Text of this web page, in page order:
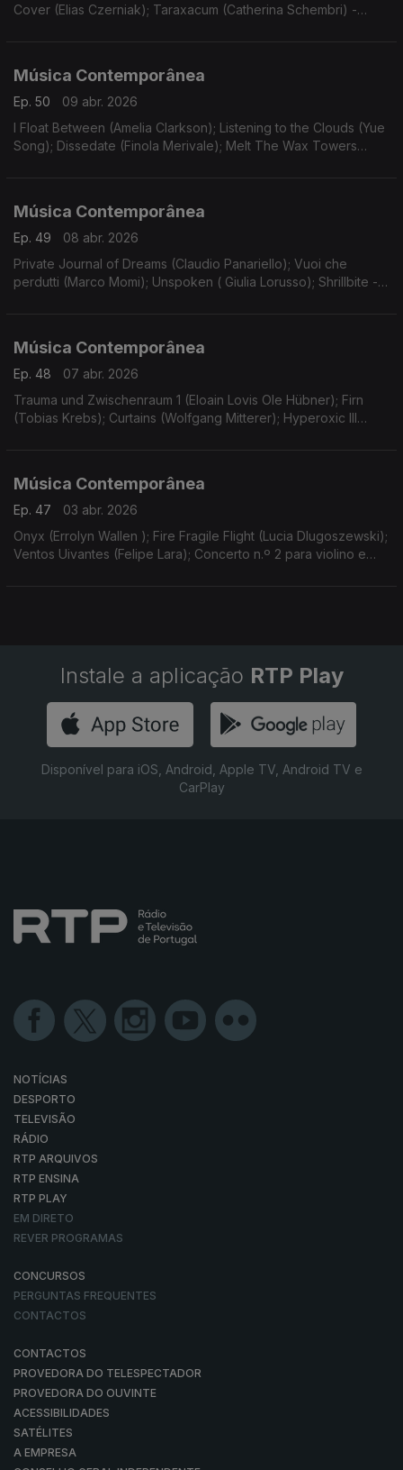
Cover (Elias Czerniak); Taraxacum (Catherina Schembri) -
Música Contemporânea
Ep. 50
09 abr. 2026
I Float Between (Amelia Clarkson); Listening to the Clouds (Yue
Song); Dissedate (Finola Merivale); Melt The Wax Towers
Música Contemporânea
Ep. 49
08 abr. 2026
Private Journal of Dreams (Claudio Panariello); Vuoi che
perdutti (Marco Momi); Unspoken ( Giulia Lorusso); Shrillbite -
Música Contemporânea
Ep. 48
07 abr. 2026
Trauma und Zwischenraum 1 (Eloain Lovis Ole Hübner); Firn
(Tobias Krebs); Curtains (Wolfgang Mitterer); Hyperoxic III
Música Contemporânea
Ep. 47
03 abr. 2026
Onyx (Errolyn Wallen ); Fire Fragile Flight (Lucia Dlugoszewski);
Ventos Uivantes (Felipe Lara); Concerto n.º 2 para violino e
Instale a aplicação RTP Play
Disponível para iOS, Android, Apple TV, Android TV e
CarPlay
NOTÍCIAS
DESPORTO
TELEVISÃO
RÁDIO
RTP ARQUIVOS
RTP ENSINA
RTP PLAY
EM DIRETO
REVER PROGRAMAS
CONCURSOS
PERGUNTAS FREQUENTES
CONTACTOS
CONTACTOS
PROVEDORA DO TELESPECTADOR
PROVEDORA DO OUVINTE
ACESSIBILIDADES
SATÉLITES
A EMPRESA